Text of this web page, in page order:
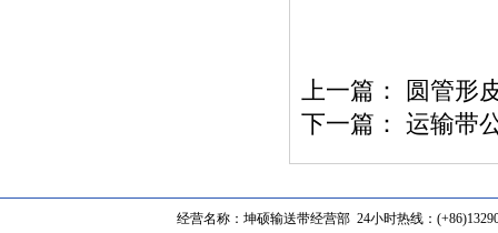
上一篇：
圆管形
下一篇： 运输带
经营名称：坤硕输送带经营部 24小时热线：